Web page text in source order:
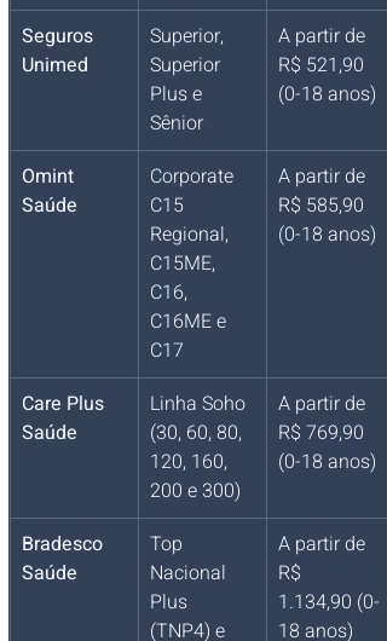
Seguros
Unimed
Superior,
Superior
Plus e
Sênior
A partir de
R$ 521,90
(0-18 anos)
Omint
Saúde
Corporate
C15
Regional,
C15ME,
C16,
C16ME e
C17
A partir de
R$ 585,90
(0-18 anos)
Care Plus
Saúde
Linha Soho
(30, 60, 80,
120, 160,
200 e 300)
A partir de
R$ 769,90
(0-18 anos)
Bradesco
Saúde
Top
Nacional
Plus
(TNP4) e
A partir de
R$
1.134,90 (0-
18 anos)